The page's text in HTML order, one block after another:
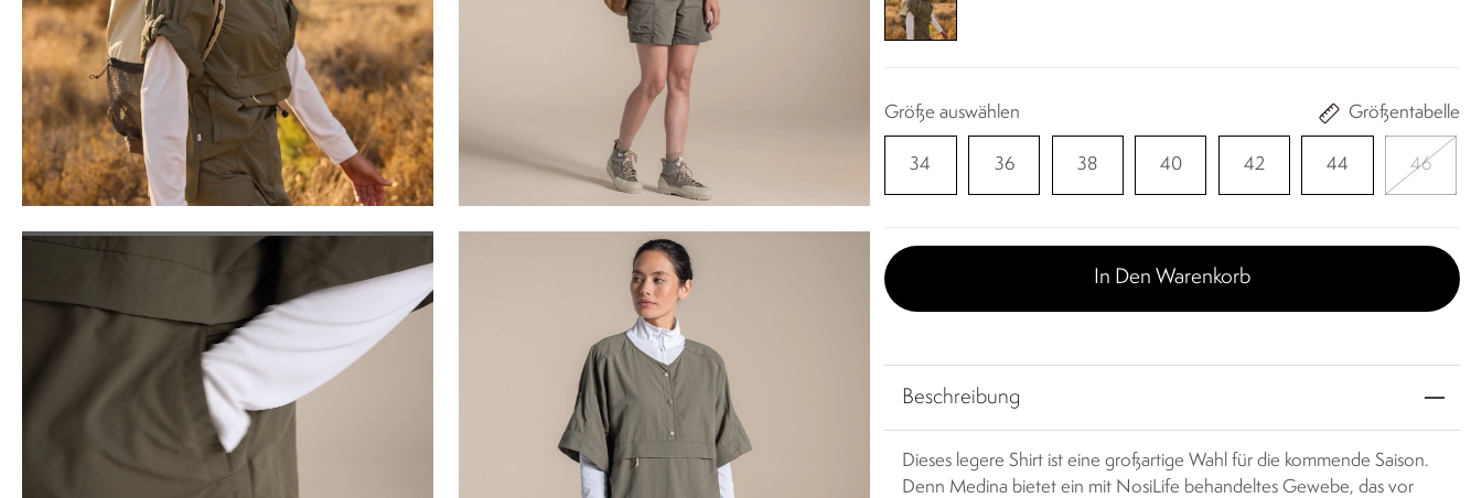
Größe auswählen Größentabelle
34 36 38 40 42 44 46
In Den Warenkorb
Beschreibung
Dieses legere Shirt ist eine großartige Wahl für die kommende Saison.
Denn Medina bietet ein mit NosiLife behandeltes Gewebe, das vor